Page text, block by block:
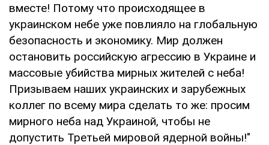
вместе! Потому что происходящее в
украинском небе уже повлияло на глобальную
безопасность и экономику. Мир должен
остановить российскую агрессию в Украине и
массовые убийства мирных жителей с неба!
Призываем наших украинских и зарубежных
коллег по всему мира сделать то же: просим
мирного неба над Украиной, чтобы не
допустить Третьей мировой ядерной войны!"